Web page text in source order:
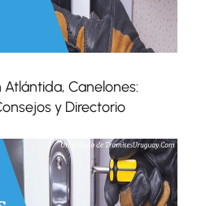
Atlántida, Canelones:
y Directorio